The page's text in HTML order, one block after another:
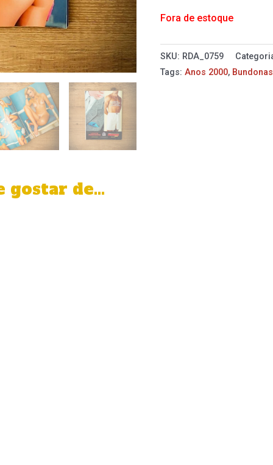
Fora de estoque
SKU: RDA_0759
Tags:Anos 2000, Bundonas
gostar de…